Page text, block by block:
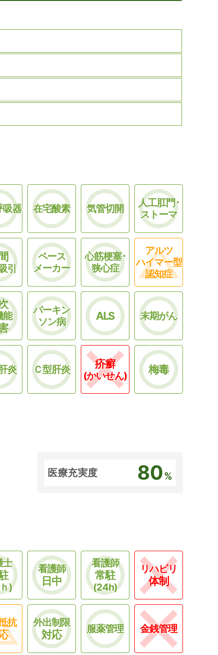
吸器 在宅酸素 気管切開
人工肛門･
ストーマ
引
ペース
メーカー
心筋梗塞･
狭心症
アルツ
ハイマー型
認知症
能
パーキン
ソン病
ALS 末期がん
炎 Ｃ型肝炎 疥癬
(かいせん) 梅毒
医療充実度 80%
士
)
看護師
日中
看護師
常駐
(24h)
リハビリ
体制
抗 外出制限
対応 服薬管理 金銭管理